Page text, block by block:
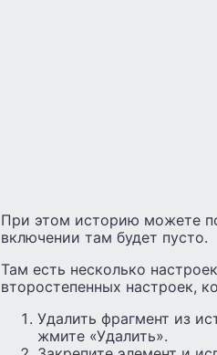
При этом историю можете
включении там будет пусто.
Там есть несколько
второстепенных настроек,
Удалить фрагмент из
жмите «Удалить».